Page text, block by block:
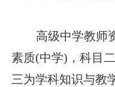
高级中学教师
素质(中学)，科目
三为学科知识与教